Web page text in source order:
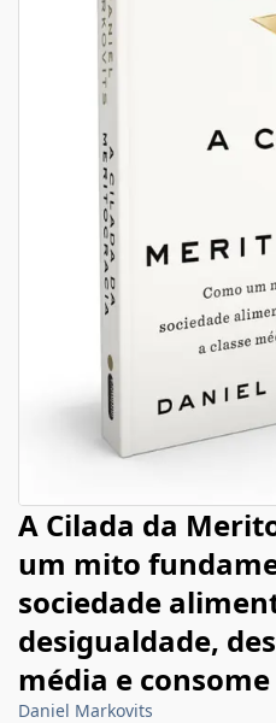
A Cilada da
um mito
sociedade
desigualdade,
média e
Daniel Markovits